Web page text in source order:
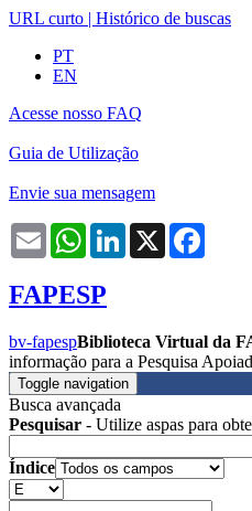
URL curto | Histórico de buscas
PT
EN
Acesse nosso FAQ
Guia de Utilização
Envie sua mensagem
Email WhatsAppLinkedIn
X
FAPESP
bv-fapespBiblioteca Virtual da
informação para a Pesquisa
Toggle navigation
Busca avançada
Pesquisar - Utilize aspas para
Índice